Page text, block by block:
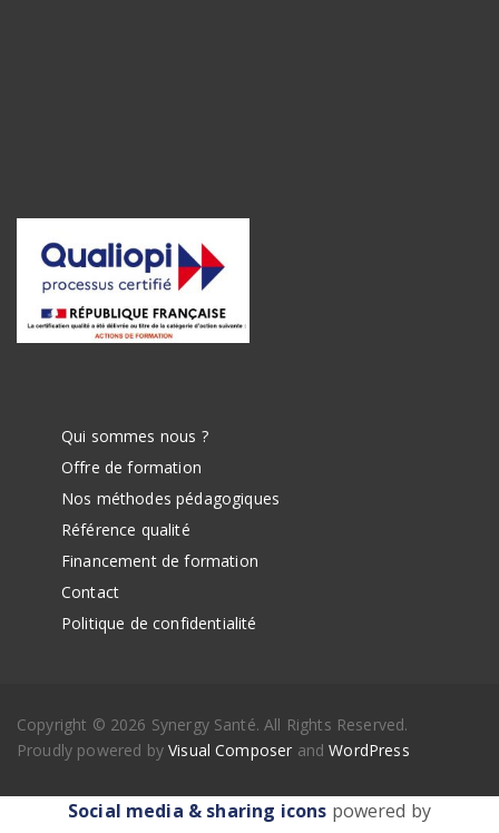
Qui sommes nous ?
Offre de formation
Nos méthodes pédagogiques
Référence qualité
Financement de formation
Contact
Politique de confidentialité
Copyright © 2026 Synergy Santé. All Rights Reserved.
Proudly powered byVisual Composer andWordPress
Social media & sharing icons powered by